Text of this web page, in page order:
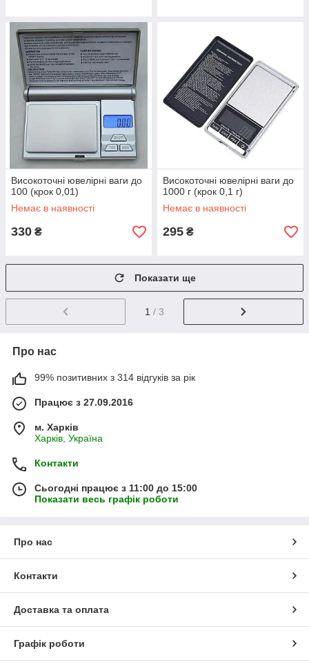
Високоточні ювелірні ваги до
100 (крок 0,01)
Немає в наявності
330 ₴
Високоточні ювелірні ваги до
1000 г (крок 0,1 г)
Немає в наявності
295 ₴
Показати ще
1 / 3
Про нас
99% позитивних з 314 відгуків за рік
Працює з 27.09.2016
м. Харків
Харків, Україна
Контакти
Сьогодні працює з 11:00 до 15:00
Показати весь графік роботи
Про нас
Контакти
Доставка та оплата
Графік роботи